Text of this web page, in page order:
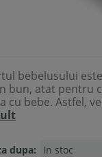
bebelusului
bun, atat pentru
cu bebe. Astfel,
dupa: